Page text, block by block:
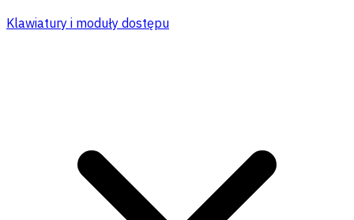
Klawiatury i moduły dostępu